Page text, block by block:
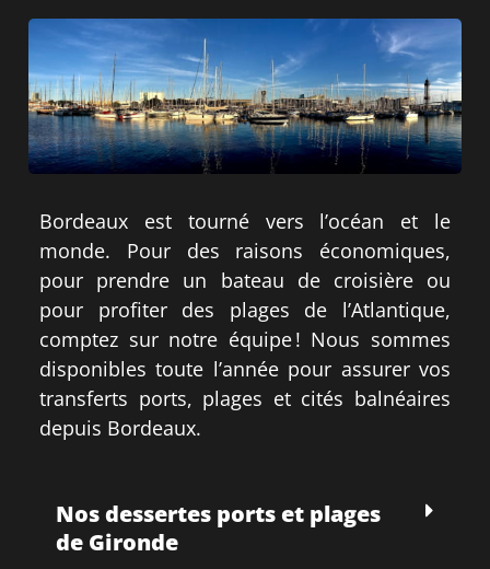
Bordeaux est tourné vers l’océan et le
monde. Pour des raisons économiques,
pour prendre un bateau de croisière ou
pour profiter des plages de l’Atlantique,
comptez sur notre équipe ! Nous sommes
disponibles toute l’année pour assurer vos
transferts ports, plages et cités balnéaires
depuis Bordeaux.
Nos dessertes ports et plages
de Gironde